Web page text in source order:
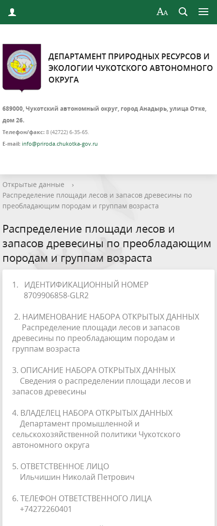
ДЕПАРТАМЕНТ ПРИРОДНЫХ РЕСУРСОВ И
ЭКОЛОГИИ ЧУКОТСКОГО АВТОНОМНОГО
ОКРУГА
689000, Чукотский автономный округ, город Анадырь, улица Отке,
дом 26.
Телефон/факс: 8 (42722) 6-35-65.
E-mail: info@priroda.chukotka-gov.ru
Открытые данные
›
Распределение площади лесов и запасов древесины по
преобладающим породам и группам возраста
Распределение площади лесов и
запасов древесины по преобладающим
породам и группам возраста
1. ИДЕНТИФИКАЦИОННЫЙ НОМЕР
8709906858-GLR2
2. НАИМЕНОВАНИЕ НАБОРА ОТКРЫТЫХ ДАННЫХ
Распределение площади лесов и запасов
древесины по преобладающим породам и
группам возраста
3. ОПИСАНИЕ НАБОРА ОТКРЫТЫХ ДАННЫХ
Сведения о распределении площади лесов и
запасов древесины
4. ВЛАДЕЛЕЦ НАБОРА ОТКРЫТЫХ ДАННЫХ
Департамент промышленной и
сельскохозяйственной политики Чукотского
автономного округа
5. ОТВЕТСТВЕННОЕ ЛИЦО
Ильчишин Николай Петрович
6. ТЕЛЕФОН ОТВЕТСТВЕННОГО ЛИЦА
+74272260401